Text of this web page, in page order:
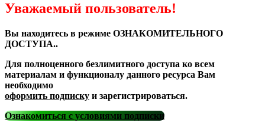
Уважаемый пользователь!
Вы находитесь в режиме ОЗНАКОМИТЕЛЬНОГО
ДОСТУПА..
Для полноценного безлимитного доступа ко всем
материалам и функционалу данного ресурса Вам
необходимо
оформить подписку и зарегистрироваться.
Ознакомиться с условиями подписки